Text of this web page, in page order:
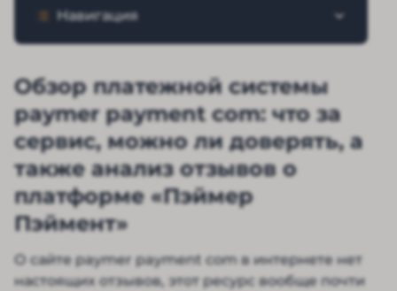
Навигация
Обзор платежной системы
paymer payment com: что за
сервис, можно ли доверять, а
также анализ отзывов о
платформе «Пэймер
Пэймент»
О сайте paymer payment com в интернете нет
настоящих отзывов, этот ресурс вообще почти